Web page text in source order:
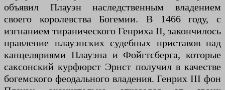
объявил Плауэн наследственным владением
своего королевства Богемии. В 1466 году, с
изгнанием тиранического Генриха II, закончилось
правление плауэнских судебных приставов над
канцеляриями Плауэна и Фойгтсберга, которые
саксонский курфюрст Эрнст получил в качестве
богемского феодального владения. Генрих III фон